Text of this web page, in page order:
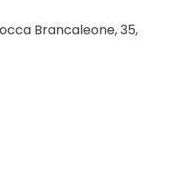
Brancaleone, 35,